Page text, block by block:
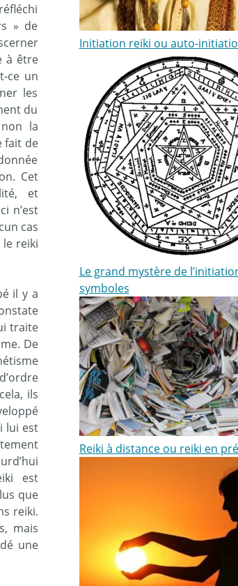
» de
à être
ce un
les
du
la
fait de
Cet
et
n’est
cas
reiki
il y a
traite
De
ils
lui est
est
que
reiki.
mais
une
Initiation reiki ou auto-
Le grand mystère de
symboles
Reiki à distance ou reiki en